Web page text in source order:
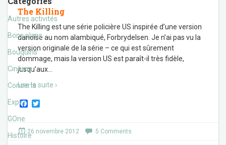
Autres activités
Bons plans
Bouquins
Cinéma
Concerts
Expos
GOne
Histoire
The Killing
The Killing est une série policière US inspirée d’une version
danoise au nom alambiqué, Forbrydelsen. Je n’ai pas vu la
version originale de la série – ce qui est sûrement
dommage, mais la version US est paraît-il très fidèle,
jusqu’aux
Lire la suite ›
F
e
b
t
26 novembre 2012 5 Comments